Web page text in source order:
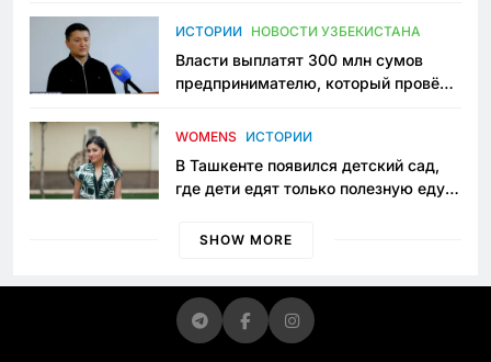
пространство
ИСТОРИИ НОВОСТИ УЗБЕКИСТАНА
Власти выплатят 300 млн сумов
предпринимателю, который провёл
приговору
WOMENS ИСТОРИИ
В Ташкенте появился детский сад,
где дети едят только полезную еду.
просить «кашу без сахара»
SHOW MORE